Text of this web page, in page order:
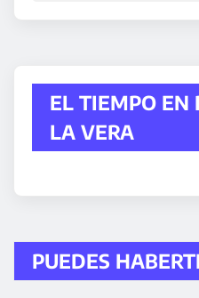
EL TIEMPO EN
LA VERA
PUEDES